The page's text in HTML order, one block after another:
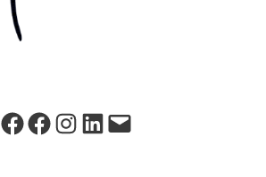
Facebook
Personal
Instagram
LinkedIn